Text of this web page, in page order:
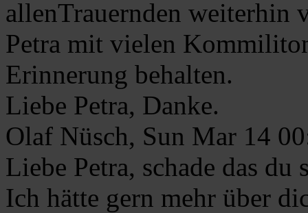
allenTrauernden weiterhin
Petra mit vielen
Erinnerung behalten.
Liebe Petra, Danke.
Olaf Nüsch, Sun Mar 14
Liebe Petra, schade das du
Ich hätte gern mehr über